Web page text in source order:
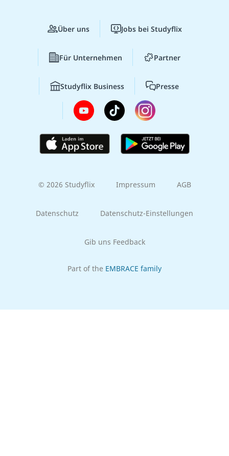
Über uns Jobs bei Studyflix
Für Unternehmen Partner
Studyflix Business Presse
© 2026 Studyflix Impressum AGB
Datenschutz Datenschutz-Einstellungen
Gib uns Feedback
Part of the EMBRACE family